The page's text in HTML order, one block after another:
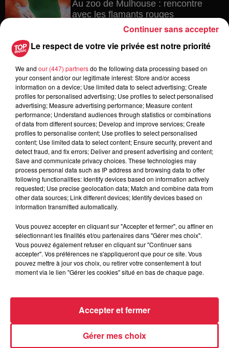
Au zoo de Mulhouse : rencontre
avec les flamants rouges
Les dernières infos sur la venue du
pape à Metz en septembre
5 août 2026
Europa-Park : des précisons sur
l’après Euro-Mir
Dans la même série
Thierry du Domaine Wunsch et
Mann à Wettolsheim !
Wettolsheim !
Fanny nous présente le festival
Le respect de votre vie privée est notre priorité
We and our (447) partnersdo the following data processing based on
your consent and/or our legitimate interest: Store and/or access
information on a device; Use limited data to select advertising; Create
profiles for personalised advertising; Use profiles to select personalised
advertising; Measure advertising performance; Measure content
performance; Understand audiences through statistics or combinations
of data from different sources; Develop and improve services; Create
profiles to personalise content; Use profiles to select personalised
content; Use limited data to select content; Ensure security, prevent and
detect fraud, and fix errors; Deliver and present advertising and content;
Save and communicate privacy choices. These technologies may
process personal data such as IP address and browsing data to offer
following functionalities: Identify devices based on information actively
requested; Use precise geolocation data; Match and combine data from
other data sources; Link different devices; Identify devices based on
information transmitted automatically.
Vous pouvez accepter en cliquant sur "Accepter et fermer", ou affiner en
sélectionnant les finalités et/ou partenaires dans "Gérer mes choix".
Vous pouvez également refuser en cliquant sur "Continuer sans
accepter". Vos préférences ne s'appliqueront que pour ce site. Vous
pouvez mettre à jour vos choix, ou retirer votre consentement à tout
moment via le lien "Gérer les cookies" situé en bas de chaque page.
Gérer mes choix
Accepter et fermer
Continuer sans accepter